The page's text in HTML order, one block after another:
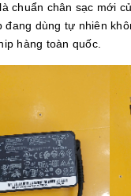
là chuẩn chân sạc mới
dùng tự nhiên
hàng toàn quốc.